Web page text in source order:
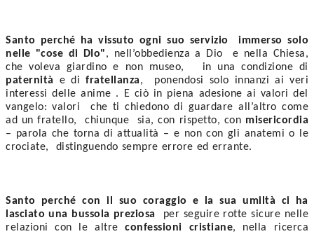
Santo perché ha vissuto ogni suo servizio  immerso solo
nelle "cose di DIo", nell’obbedienza a Dio  e nella Chiesa,
paternità e di fratellanza,  ponendosi solo innanzi ai veri
interessi delle anime . E ciò in piena adesione ai valori del
vangelo: valori  che ti chiedono di guardare all’altro come
ad un fratello,  chiunque  sia, con rispetto, con
– parola che torna di attualità – e non con gli anatemi o le
crociate,  distinguendo sempre errore ed errante.
Santo perché con il suo coraggio e la sua umiltà ci ha
lasciato una bussola preziosa
per seguire rotte sicure nelle
relazioni con le altre confessioni cristiane, nella ricerca